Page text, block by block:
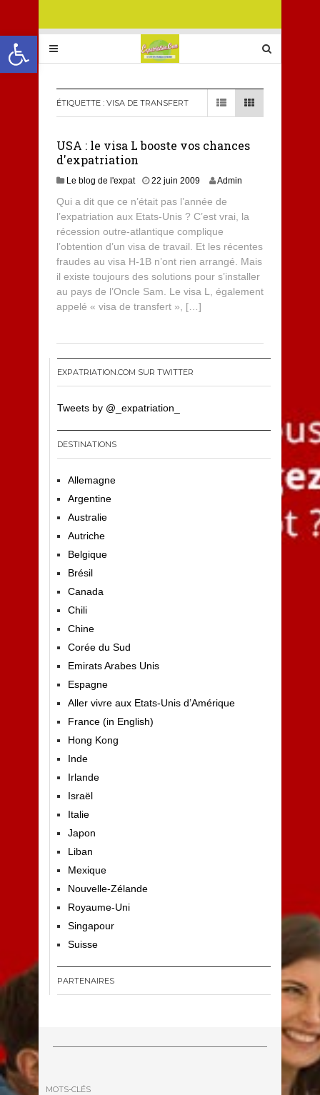
Ouvrir la barre d’outils
ÉTIQUETTE : VISA DE TRANSFERT
USA : le visa L booste vos chances
d'expatriation
Le blog de l'expat 22 juin 2009 Admin
Qui a dit que ce n’était pas l’année de
l’expatriation aux Etats-Unis ? C’est vrai, la
récession outre-atlantique complique
l’obtention d’un visa de travail. Et les récentes
fraudes au visa H-1B n’ont rien arrangé. Mais
il existe toujours des solutions pour s’installer
au pays de l’Oncle Sam. Le visa L, également
appelé « visa de transfert », […]
EXPATRIATION.COM SUR TWITTER
Tweets by @_expatriation_
DESTINATIONS
Allemagne
Argentine
Australie
Autriche
Belgique
Brésil
Canada
Chili
Chine
Corée du Sud
Emirats Arabes Unis
Espagne
Aller vivre aux Etats-Unis d’Amérique
France (in English)
Hong Kong
Inde
Irlande
Israël
Italie
Japon
Liban
Mexique
Nouvelle-Zélande
Royaume-Uni
Singapour
Suisse
PARTENAIRES
MOTS-CLÉS